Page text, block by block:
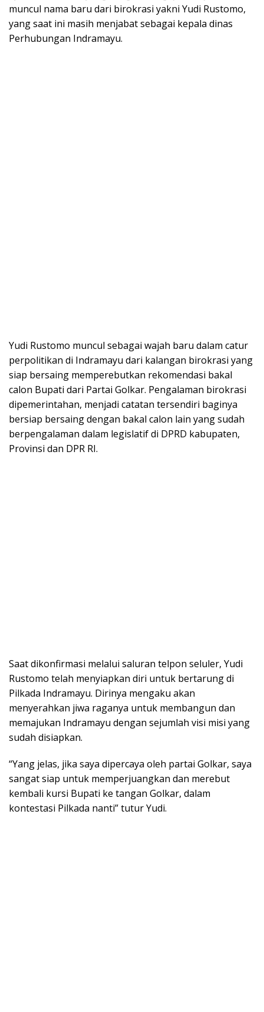
muncul nama baru dari birokrasi yakni Yudi Rustomo,
yang saat ini masih menjabat sebagai kepala dinas
Perhubungan Indramayu.
Yudi Rustomo muncul sebagai wajah baru dalam catur
perpolitikan di Indramayu dari kalangan birokrasi yang
siap bersaing memperebutkan rekomendasi bakal
calon Bupati dari Partai Golkar. Pengalaman birokrasi
dipemerintahan, menjadi catatan tersendiri baginya
bersiap bersaing dengan bakal calon lain yang sudah
berpengalaman dalam legislatif di DPRD kabupaten,
Provinsi dan DPR RI.
Saat dikonfirmasi melalui saluran telpon seluler, Yudi
Rustomo telah menyiapkan diri untuk bertarung di
Pilkada Indramayu. Dirinya mengaku akan
menyerahkan jiwa raganya untuk membangun dan
memajukan Indramayu dengan sejumlah visi misi yang
sudah disiapkan.
“Yang jelas, jika saya dipercaya oleh partai Golkar, saya
sangat siap untuk memperjuangkan dan merebut
kembali kursi Bupati ke tangan Golkar, dalam
kontestasi Pilkada nanti” tutur Yudi.